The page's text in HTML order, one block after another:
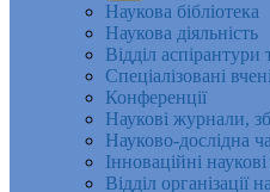
Наукова бібліотека
Наукова діяльність
Відділ
Спеціалізовані
Конференції
Наукові журнали,
Науково-дослідна
Інноваційні
Відділ організації